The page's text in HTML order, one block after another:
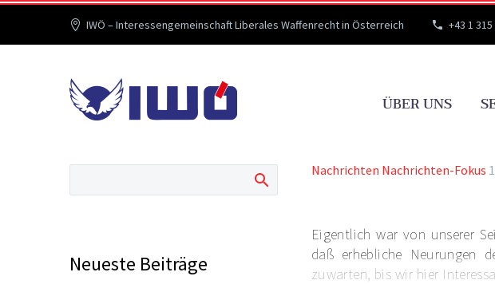
IWÖ – Interessengemeinschaft Liberales Waffenrecht in Österreich +43 1
ÜBER UNS
Nachrichten Nachrichten-Fokus
Eigentlich war von unserer
daß erhebliche Neurungen
zuwarten, bis wir hier
Neueste Beiträge